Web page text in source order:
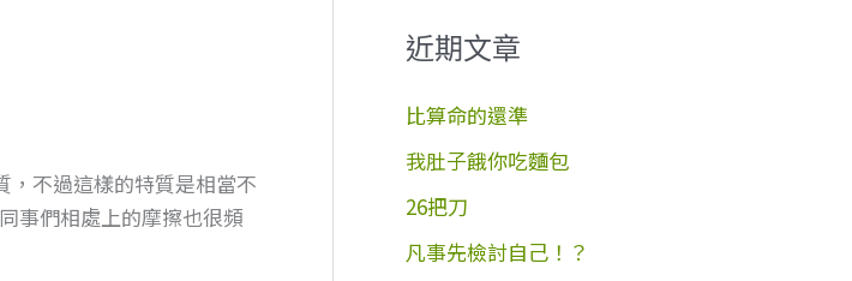
，不過這樣的特質是相當不
事們相處上的摩擦也很頻
鍵
字
:
近期文章
比算命的還準
我肚子餓你吃麵包
26把刀
凡事先檢討自己！？